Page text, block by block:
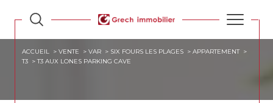
ACCUEIL VENTE VAR SIX FOURS LES PLAGES
APPARTEMENT
T3
T3 AUX LONES PARKING CAVE